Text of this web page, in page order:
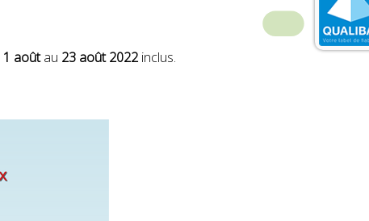
1 aoûtau 23 août 2022 inclus.